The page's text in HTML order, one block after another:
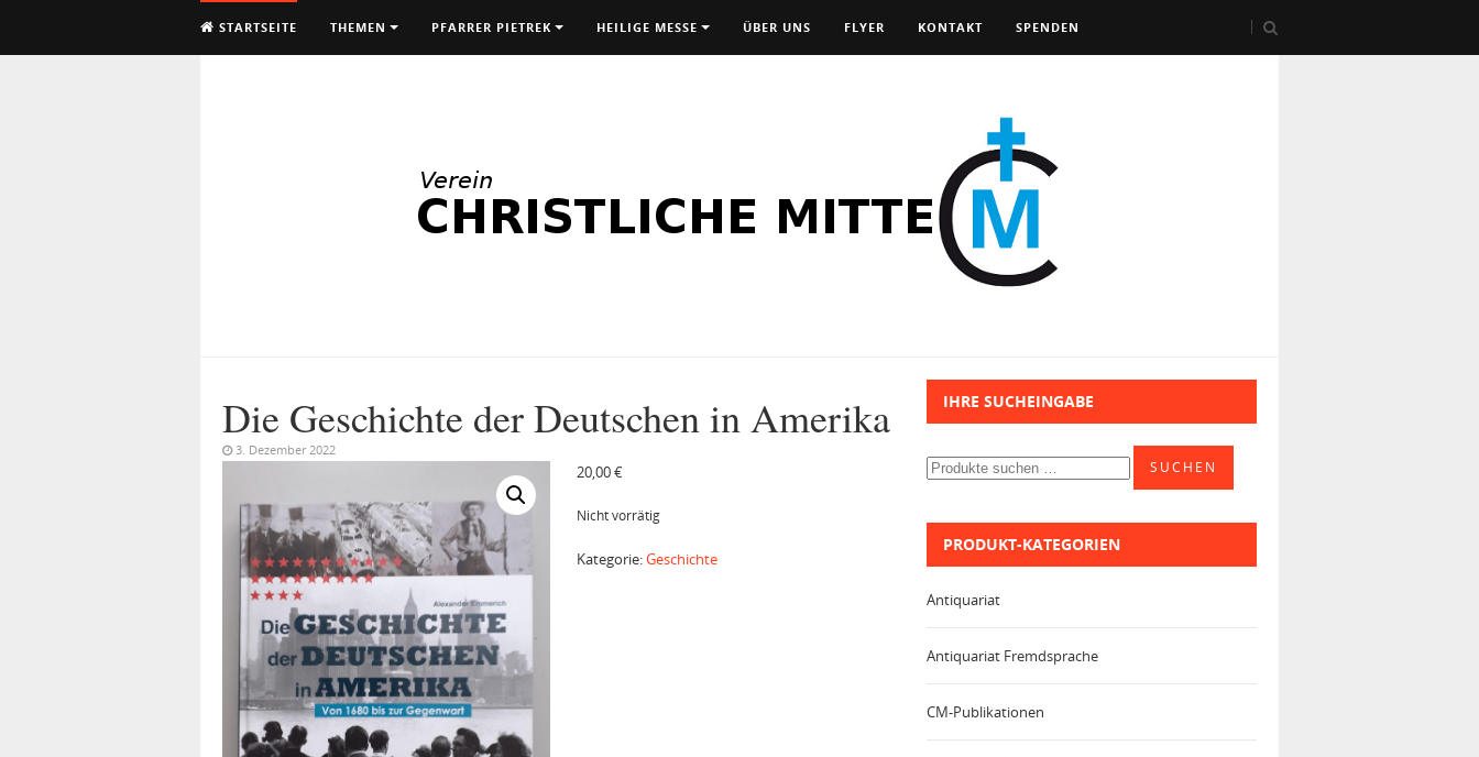
STARTSEITE THEMEN PFARRER PIETREK HEILIGE MESSE ÜBER UNS FLYER KONTAKT SPENDEN
Die Geschichte der Deutschen in Amerika
3. Dezember 2022
20,00€
Nicht vorrätig
Kategorie:Geschichte
IHRE SUCHEINGABE
Suchen
nach:
SUCHEN
PRODUKT-KATEGORIEN
Antiquariat
Antiquariat Fremdsprache
CM-Publikationen